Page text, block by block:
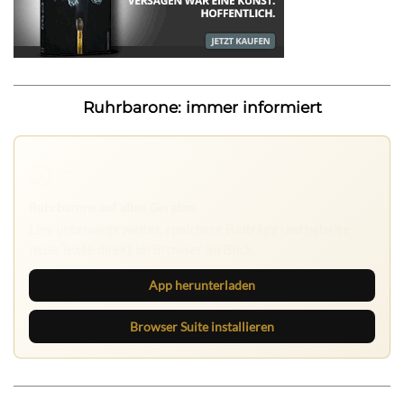
Ruhrbarone: immer informiert
App herunterladen
Browser Suite installieren